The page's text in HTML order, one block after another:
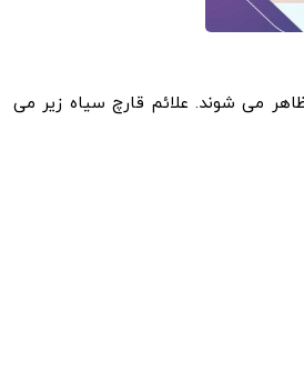
می شوند. علائم قارچ سیاه زیر می